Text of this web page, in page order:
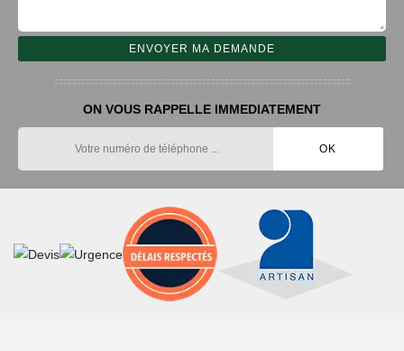
ON VOUS RAPPELLE IMMEDIATEMENT